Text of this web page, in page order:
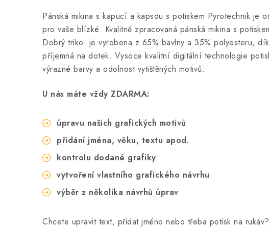
Pánská mikina s kapucí a kapsou s potiskem Pyrotechnik je
pro vaše blízké. Kvalitně zpracovaná pánská mikina s
Dobrý triko je vyrobena z 65% bavlny a 35% polyesteru,
příjemná na dotek. Vysoce kvalitní digitální technologie
výrazné barvy a odolnost vytištěných motivů.
U nás máte vždy ZDARMA:
úpravu našich grafických motivů
přidání jména, věku, textu apod.
kontrolu dodané grafiky
vytvoření vlastního grafického návrhu
výběr z několika návrhů úprav
Chcete upravit text, přidat jméno nebo třeba potisk na